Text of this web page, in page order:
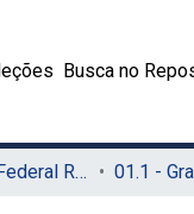
Busca no
01. Universidade Federal Rural de Pernambuco - UFRPE (Sede) 01.1 -